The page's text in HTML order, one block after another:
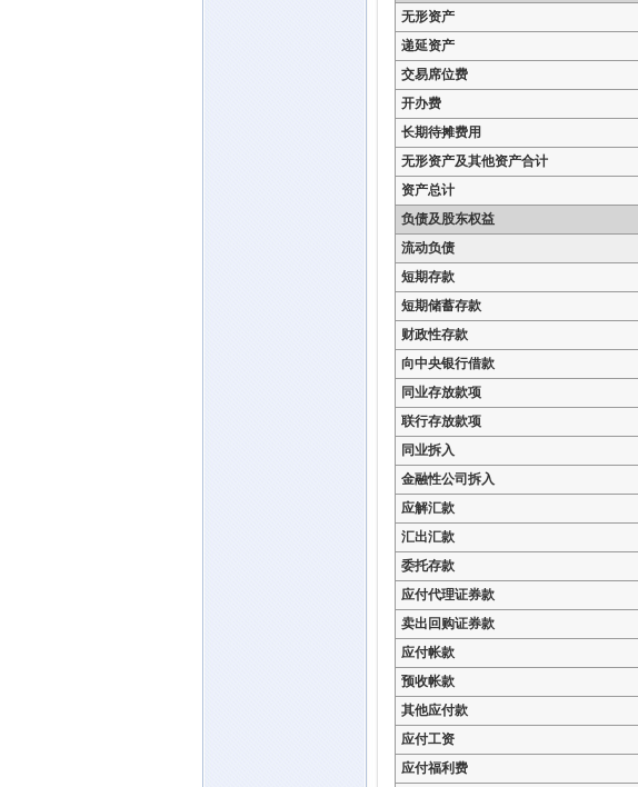
无形资产
递延资产
交易席位费
开办费
长期待摊费用
无形资产及其他资产合计
资产总计
负债及股东权益
流动负债
短期存款
短期储蓄存款
财政性存款
向中央银行借款
同业存放款项
联行存放款项
同业拆入
金融性公司拆入
应解汇款
汇出汇款
委托存款
应付代理证券款
卖出回购证券款
应付帐款
预收帐款
其他应付款
应付工资
应付福利费